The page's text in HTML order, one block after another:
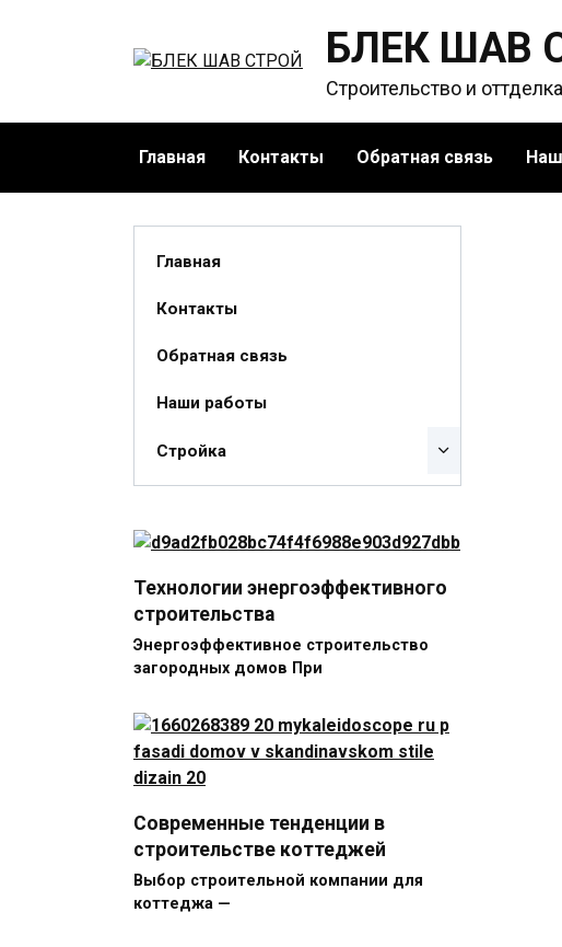
БЛЕК ШАВ
Строительство и
Главная Контакты Обратная связь
Главная
Контакты
Обратная связь
Наши работы
Стройка
Технологии энергоэффективного
строительства
Энергоэффективное строительство
загородных домов При
Современные тенденции в
строительстве коттеджей
Выбор строительной компании для
коттеджа —